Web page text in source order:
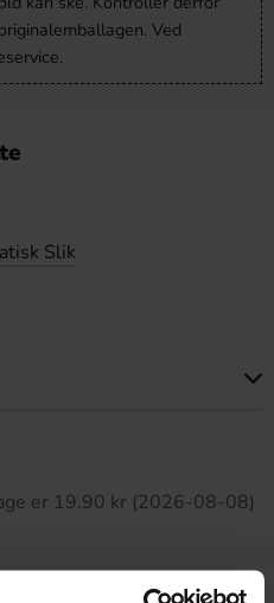
Ved
Slik
er 19.90 kr (2026-08-08)